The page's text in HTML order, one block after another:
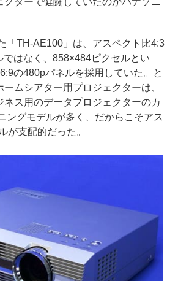
「TH-AE100」は、アスペクト比4:3
はなく、858×484ピクセルとい
の480pパネルを採用していた。と
ムシアター用プロジェクターは、
ネス用のデータプロジェクターのカ
ングモデルが多く、だからこそアス
が支配的だった。